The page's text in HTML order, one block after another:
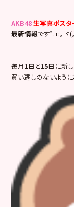
AKB48生写真ポスタ
最新情報ですﾟ.+:｡ ヾ
毎月1日 と15日 に新
買い逃しのないよう